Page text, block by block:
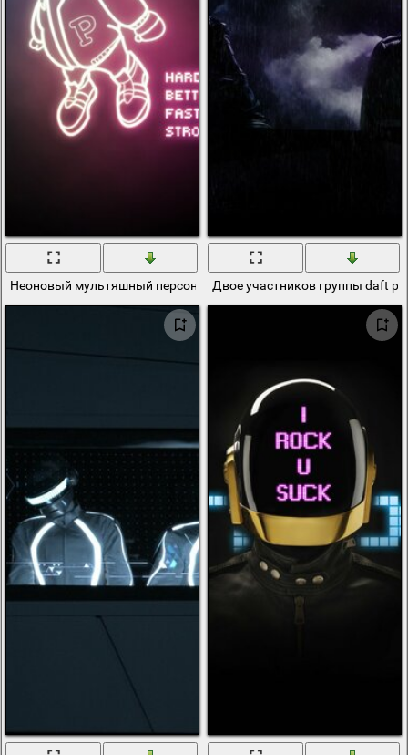
Неоновый мультяшный персонаж, поющий текст припева песни
Двое участников группы daft